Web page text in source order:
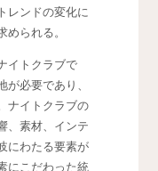
レンドの変化に
られる。
イトクラブで
必要であり、
ナイトクラブの
、素材、インテ
にわたる要素が
にこだわった統